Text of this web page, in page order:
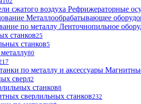
Рефрижераторные
Металлообрабатывающее
Ленточнопильное
станков25
станков5
80
сверл2
станков8
сверлильных станков232